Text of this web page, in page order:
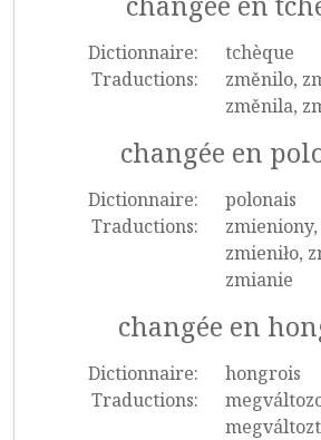
Dictionnaire:
tchèque
Traductions:
změnilo,
změnila,
changée en
Dictionnaire:
polonais
Traductions:
zmieniony,
zmieniło,
zmianie
changée en
Dictionnaire:
hongrois
Traductions: